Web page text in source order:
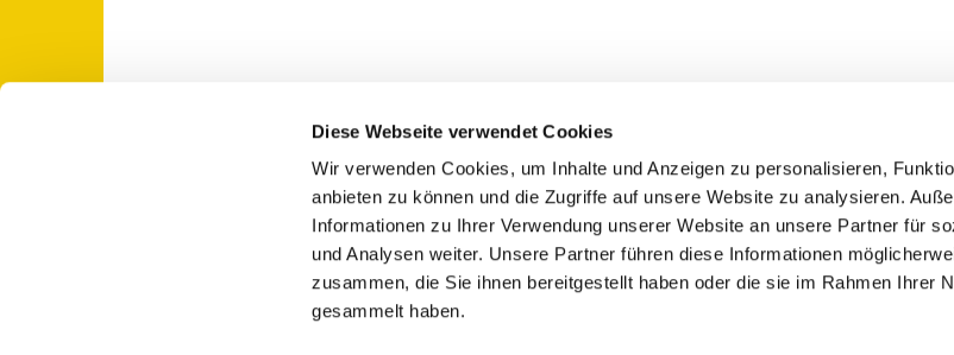
Diese Webseite verwendet Cookies
Wir verwenden Cookies, um Inhalte und Anzeigen zu personalisieren,
anbieten zu können und die Zugriffe auf unsere Website zu analysieren.
Informationen zu Ihrer Verwendung unserer Website an unsere Partner für
und Analysen weiter. Unsere Partner führen diese Informationen
zusammen, die Sie ihnen bereitgestellt haben oder die sie im Rahmen Ihrer
gesammelt haben.
St. Otto: Katholische Kirche Usedom-Anklam-Greifswald · Bahnhofstr. 15, 17489
Kontaktinformationen
Impressum
Hinweisgebersystem